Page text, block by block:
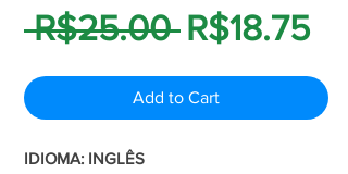
R$25.00 Regular
Price
R$18.75
Add to Cart
IDIOMA: INGLÊS